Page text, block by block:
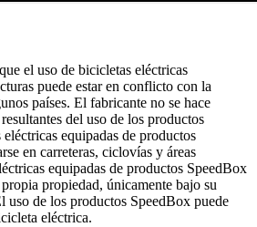
el uso de bicicletas eléctricas
puede estar en conflicto con la
países. El fabricante no se hace
del uso de los productos
equipadas de productos
en carreteras, ciclovías y áreas
equipadas de productos SpeedBox
propiedad, únicamente bajo su
uso de los productos SpeedBox puede
eléctrica.